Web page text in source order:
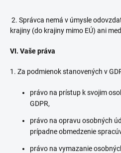
2. Správca nemá v úmysle
krajiny (do krajiny mimo EÚ) ani
VI. Vaše práva
1. Za podmienok stanovených v
právo na prístup k svojim
GDPR,
právo na opravu osobných
prípadne obmedzenie
právo na vymazanie